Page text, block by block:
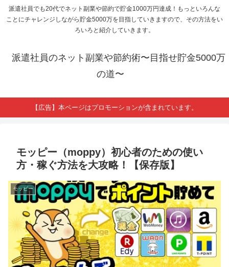
派遣社員でも20代でネット副業や節約で貯金1000万円達成！もっといろんな
ことにチャレンジしながら貯金5000万を目指していきますので、その方法をい
ろいろと紹介していきます。
派遣社員のネット副業や節約術〜目指せ貯金5000万
の道〜
【広告】本ページはプロモーションが含まれています。
モッピー（moppy）初心者のための使い
方・稼ぐ方法を大攻略！【保存版】
モッピー